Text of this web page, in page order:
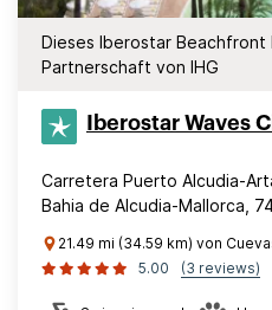
Dieses Iberostar
Partnerschaft von IHG
Iberostar Waves
Carretera Puerto Alcudia-
Bahia de Alcudia-Mallorca,
21.49 mi (34.59 km) von
5.00
(3 reviews)